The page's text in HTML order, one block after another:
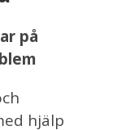
på
hjälp